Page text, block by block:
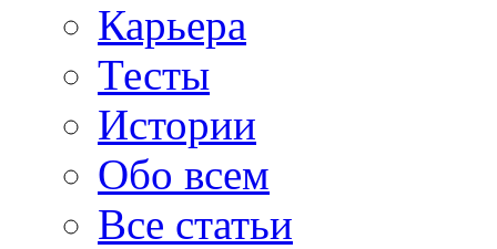
Карьера
Тесты
Истории
Обо всем
Все статьи